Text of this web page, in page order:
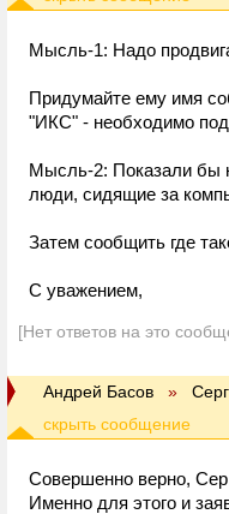
Мысль-1: Надо
Придумайте ему имя
"ИКС" - необходимо
Мысль-2: Показали бы
люди, сидящие за
Затем сообщить где
С уважением,
[Нет ответов на это
Андрей Басов »
Совершенно верно,
Именно для этого и